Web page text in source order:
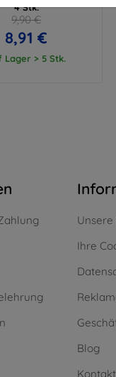
4 Stk.
9,90 €
8,91 €
Lager > 5 Stk.
Ihre
Blog
Kontakt